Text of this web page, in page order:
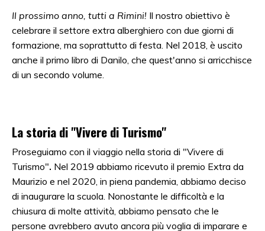
Il prossimo anno, tutti a Rimini! Il nostro obiettivo è
celebrare il settore extra alberghiero con due giorni di
formazione, ma soprattutto di festa. Nel 2018, è uscito
anche il primo libro di Danilo, che quest'anno si arricchisce
di un secondo volume.
La storia di "Vivere di Turismo"
Proseguiamo con il viaggio nella storia di "Vivere di
Turismo". Nel 2019 abbiamo ricevuto il premio Extra da
Maurizio e nel 2020, in piena pandemia, abbiamo deciso
di inaugurare la scuola. Nonostante le difficoltà e la
chiusura di molte attività, abbiamo pensato che le
persone avrebbero avuto ancora più voglia di imparare e